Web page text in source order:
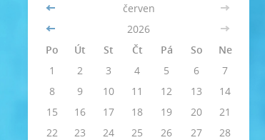
<< červen
>>
<<
2026
>>
Po
Út St Čt Pá So
Ne
1
2 3 4 5 6
7
8
9 10 11 12 13
14
15
16 17 18 19 20
21
22
23 24 25 26 27
28